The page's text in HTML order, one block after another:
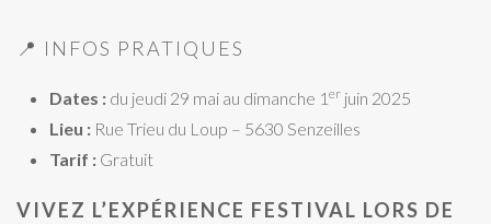
📍 INFOS PRATIQUES
Dates : du jeudi 29 mai au dimanche 1 er juin 2025
Lieu : Rue Trieu du Loup – 5630 Senzeilles
Tarif : Gratuit
VIVEZ L’EXPÉRIENCE FESTIVAL LORS DE